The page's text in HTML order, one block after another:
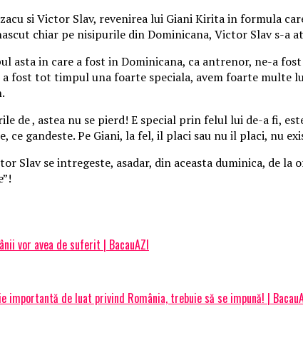
si Victor Slav, revenirea lui Giani Kirita in formula
chiar pe nisipurile din Dominicana, Victor Slav
asta in care a fost in Dominicana, ca antrenor, ne-a
fost tot timpul una foarte speciala, avem foarte multe
de , astea nu se pierd! E special prin felul lui de-a fi,
ce gandeste. Pe Giani, la fel, il placi sau nu il placi, nu
Slav se intregeste, asadar, din aceasta duminica, de
vor avea de suferit | BacauAZI
de luat privind România, trebuie să se impună! |